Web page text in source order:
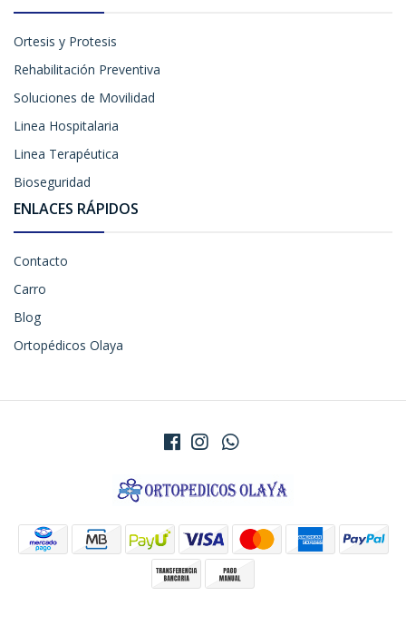
Ortesis y Protesis
Rehabilitación Preventiva
Soluciones de Movilidad
Linea Hospitalaria
Linea Terapéutica
Bioseguridad
ENLACES RÁPIDOS
Contacto
Carro
Blog
Ortopédicos Olaya